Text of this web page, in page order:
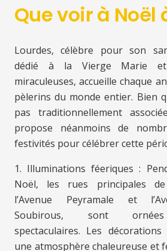
Que voir à Noël
Lourdes, célèbre pour son
dédié à la Vierge Marie et
miraculeuses, accueille chaque
pèlerins du monde entier. Bien
pas traditionnellement
propose néanmoins de
festivités pour célébrer cette
1. Illuminations féeriques :
Noël, les rues principales de
l’Avenue Peyramale et
Soubirous, sont ornées
spectaculaires. Les
une atmosphère chaleureuse et